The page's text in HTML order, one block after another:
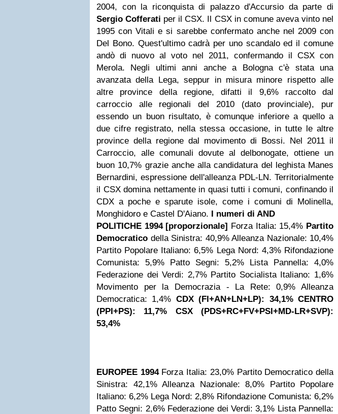
2004, con la riconquista di palazzo d'Accursio da parte di
Sergio Cofferati per il CSX. Il CSX in comune aveva vinto nel
1995 con Vitali e si sarebbe confermato anche nel 2009 con
Del Bono. Quest'ultimo cadrà per uno scandalo ed il comune
andò di nuovo al voto nel 2011, confermando il CSX con
Merola.
Negli ultimi anni anche a Bologna c'è stata una
avanzata della Lega, seppur in misura minore rispetto alle
altre province della regione, difatti il 9,6% raccolto dal
carroccio alle regionali del 2010 (dato provinciale), pur
essendo un buon risultato, è comunque inferiore a quello a
due cifre registrato, nella stessa occasione, in tutte le altre
province della regione dal movimento di Bossi. Nel 2011 il
Carroccio, alle comunali dovute al delbonogate, ottiene un
buon 10,7% grazie anche alla candidatura del leghista Manes
Bernardini, espressione dell'alleanza PDL-LN. Territorialmente
il CSX domina nettamente in quasi tutti i comuni, confinando il
CDX a poche e sparute isole, come i comuni di Molinella,
Monghidoro e Castel D'Aiano. I numeri di AND
POLITICHE 1994 [proporzionale] Forza Italia: 15,4% Partito
Democratico della Sinistra: 40,9% Alleanza Nazionale: 10,4%
Partito Popolare Italiano: 6,5% Lega Nord: 4,3% Rifondazione
Comunista: 5,9%
Patto Segni: 5,2%
Lista Pannella: 4,0%
Federazione dei Verdi: 2,7% Partito Socialista Italiano: 1,6%
Movimento per la Democrazia - La Rete: 0,9% Alleanza
Democratica: 1,4% CDX (FI+AN+LN+LP): 34,1% CENTRO
(PPI+PS): 11,7%
CSX (PDS+RC+FV+PSI+MD-LR+SVP):
53,4%
EUROPEE 1994 Forza Italia: 23,0% Partito Democratico della
Sinistra: 42,1% Alleanza Nazionale: 8,0%
Partito Popolare
Italiano: 6,2% Lega Nord: 2,8% Rifondazione Comunista: 6,2%
Patto Segni: 2,6% Federazione dei Verdi: 3,1% Lista Pannella: